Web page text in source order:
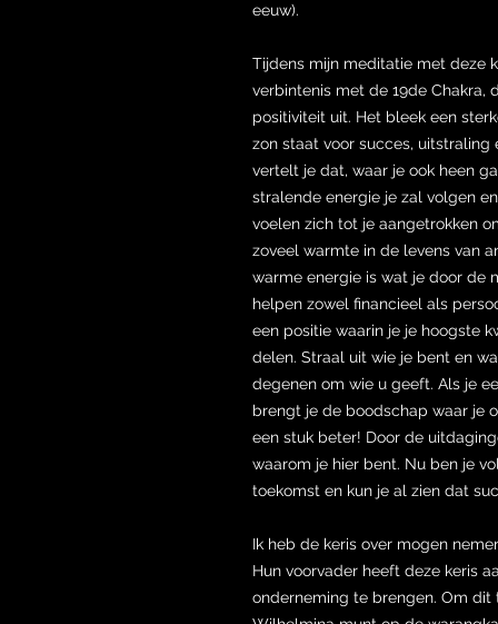
eeuw).
Tijdens mijn meditatie met deze
verbintenis met de 19de Chakra,
positiviteit uit. Het bleek een
zon staat voor succes, uitstraling
vertelt je dat, waar je ook heen
stralende energie je zal volgen
voelen zich tot je aangetrokken
zoveel warmte in de levens van
warme energie is wat je door de
helpen zowel financieel als
een positie waarin je je hoogste
delen. Straal uit wie je bent en
degenen om wie u geeft. Als je
brengt je de boodschap waar je
een stuk beter! Door de
waarom je hier bent. Nu ben je
toekomst en kun je al zien dat
Ik heb de keris over mogen
Hun voorvader heeft deze keris
onderneming te brengen. Om